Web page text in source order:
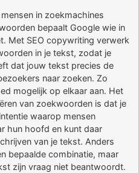
in zoekmachines
bepaalt Google wie in
Met SEO copywriting verwerk
in je tekst, zodat je
dat jouw tekst precies de
naar zoeken. Zo
mogelijk op elkaar aan. Het
van zoekwoorden is dat je
waarop mensen
hun hoofd en kunt daar
van je tekst. Anders
bepaalde combinatie, maar
zijn vraag niet beantwoordt.